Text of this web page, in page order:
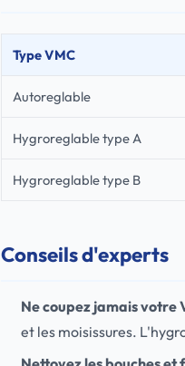
Type VMC
Autoreglable
Hygroreglable type A
Hygroreglable type B
Conseils d'experts
Ne coupez jamais votre
et les moisissures.